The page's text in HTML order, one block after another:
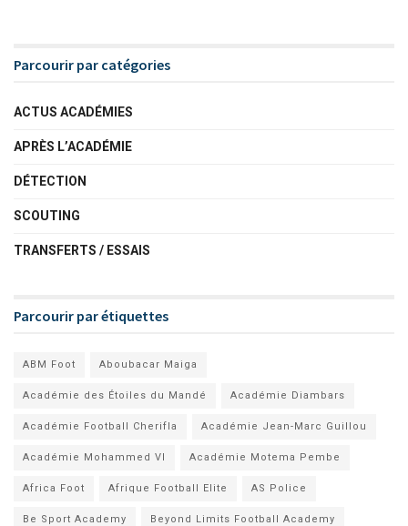
Parcourir par catégories
ACTUS ACADÉMIES
APRÈS L’ACADÉMIE
DÉTECTION
SCOUTING
TRANSFERTS / ESSAIS
Parcourir par étiquettes
ABM Foot Aboubacar Maiga
Académie des Étoiles du Mandé Académie Diambars
Académie Football Cherifla Académie Jean-Marc Guillou
Académie Mohammed VI Académie Motema Pembe
Africa Foot Afrique Football Elite AS Police
Be Sport Academy Beyond Limits Football Academy